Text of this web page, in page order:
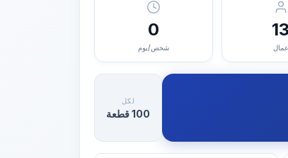
13
عمال
0
شخص/يوم
لكل
100 قطعة